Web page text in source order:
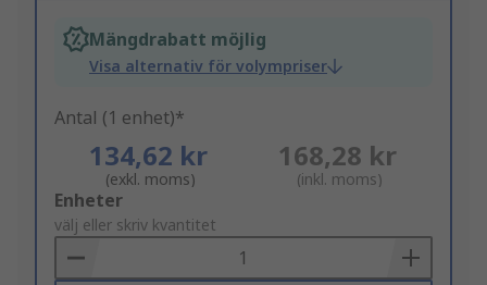
Mängdrabatt möjlig
Visa alternativ för volympriser
Antal (1 enhet)*
134,62 kr
(exkl. moms)
168,28 kr
(inkl. moms)
Add
to
Basket
Enheter
välj eller skriv kvantitet